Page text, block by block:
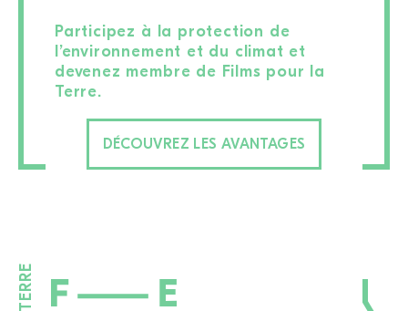
Participez à la protection de
l’environnement et du climat et
devenez membre de Films pour la
Terre.
DÉCOUVREZ LES AVANTAGES